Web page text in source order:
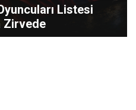
Listesi
Zirvede